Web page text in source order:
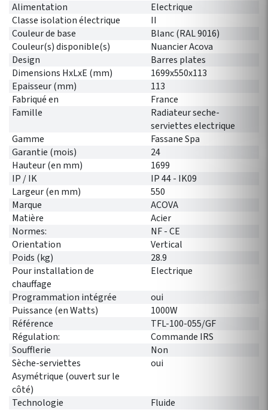
Alimentation
Electrique
Classe isolation électrique
II
Couleur de base
Blanc (RAL 9016)
Couleur(s) disponible(s)
Nuancier Acova
Design
Barres plates
Dimensions HxLxE (mm)
1699x550x113
Epaisseur (mm)
113
Fabriqué en
France
Famille
Radiateur seche-
serviettes electrique
Gamme
Fassane Spa
Garantie (mois)
24
Hauteur (en mm)
1699
IP / IK
IP 44 - IK09
Largeur (en mm)
550
Marque
ACOVA
Matière
Acier
Normes:
NF - CE
Orientation
Vertical
Poids (kg)
28.9
Pour installation de
chauffage
Electrique
Programmation intégrée
oui
Puissance (en Watts)
1000W
Référence
TFL-100-055/GF
Régulation:
Commande IRS
Soufflerie
Non
Sèche-serviettes
Asymétrique (ouvert sur le
côté)
oui
Technologie Fluide